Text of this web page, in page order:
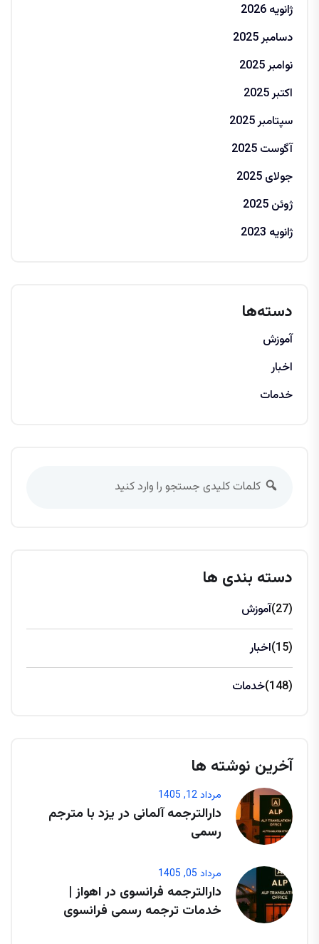
ژانویه 2026
دسامبر 2025
نوامبر 2025
اکتبر 2025
سپتامبر 2025
آگوست 2025
جولای 2025
ژوئن 2025
ژانویه 2023
دسته‌ها
آموزش
اخبار
خدمات
دسته بندی ها
آموزش (27)
اخبار (15)
خدمات (148)
آخرین نوشته ها
مرداد 12, 1405
دارالترجمه آلمانی در یزد با مترجم
رسمی
مرداد 05, 1405
دارالترجمه فرانسوی در اهواز |
خدمات ترجمه رسمی فرانسوی